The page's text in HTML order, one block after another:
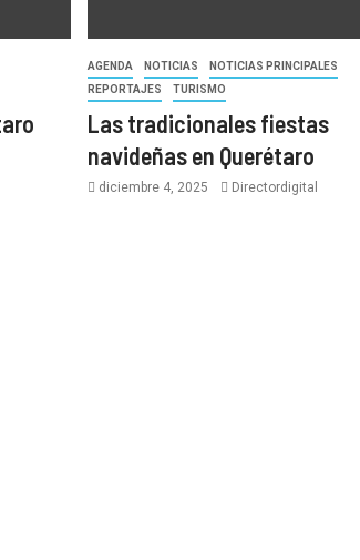
AGENDA NOTICIAS
NOTICIAS PRINCIPALES
REPORTAJES
TURISMO
Las tradicionales fiestas
navideñas en Querétaro
diciembre 4, 2025 Directordigital